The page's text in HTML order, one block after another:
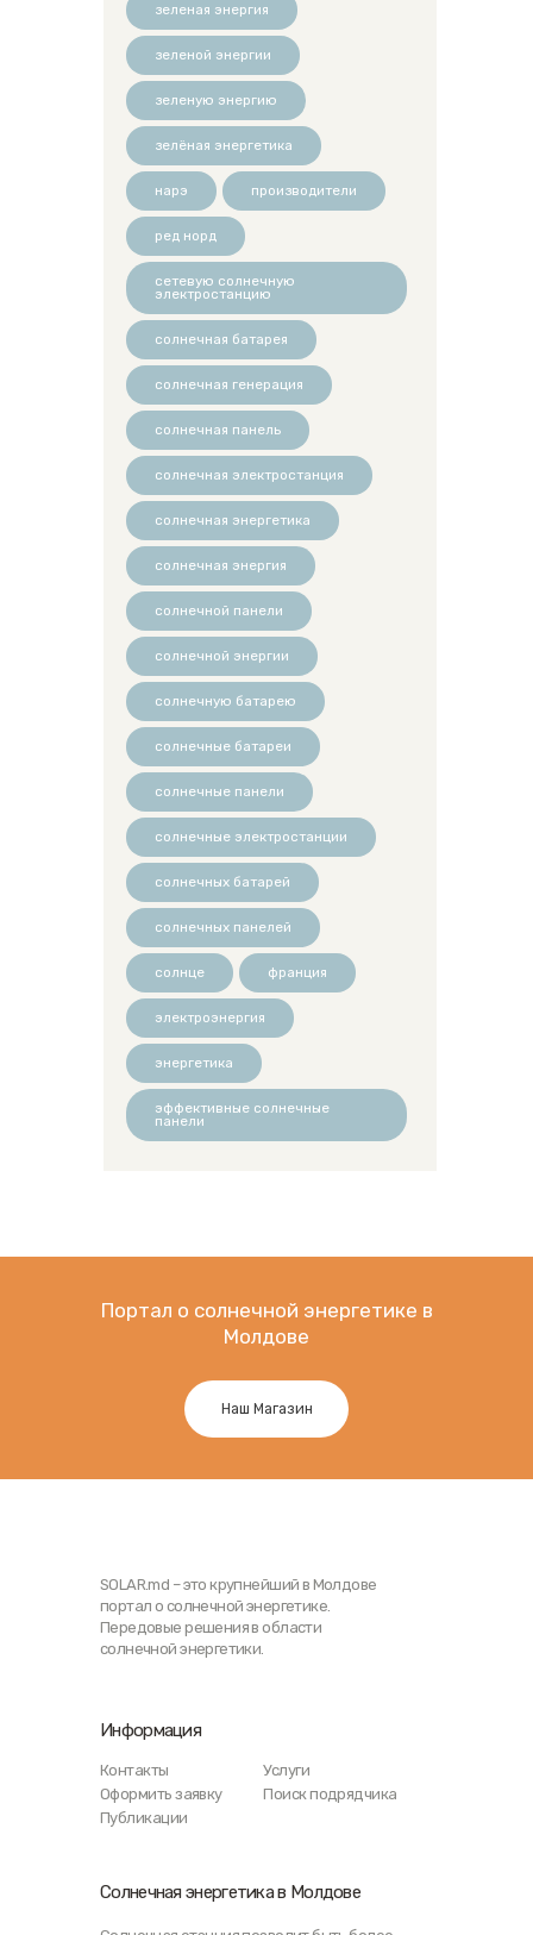
зеленая энергия
зеленой энергии
зеленую энергию
зелёная энергетика
нарэ производители
ред норд
сетевую солнечную
электростанцию
солнечная батарея
солнечная генерация
солнечная панель
солнечная электростанция
солнечная энергетика
солнечная энергия
солнечной панели
солнечной энергии
солнечную батарею
солнечные батареи
солнечные панели
солнечные электростанции
солнечных батарей
солнечных панелей
солнце франция
электроэнергия
энергетика
эффективные солнечные
панели
Портал о солнечной энергетике в
Молдове
Наш Магазин
SOLAR.md – это крупнейший в Молдове
портал о солнечной энергетике.
Передовые решения в области
солнечной энергетики.
Информация
Контакты
Услуги
Оформить заявку
Поиск подрядчика
Публикации
Солнечная энергетика в Молдове